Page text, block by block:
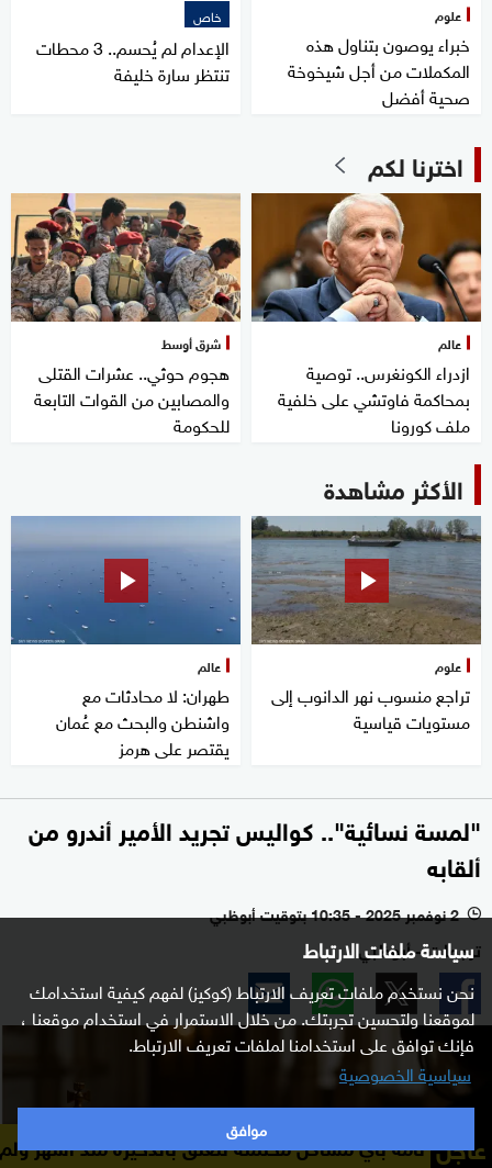
سياسة ملفات الارتباط
نحن نستخدم ملفات تعريف الارتباط (كوكيز) لفهم كيفية استخدامك
لموقعنا ولتحسين تجربتك. من خلال الاستمرار في استخدام موقعنا ،
فإنك توافق على استخدامنا لملفات تعريف الارتباط.
سياسية الخصوصية
موافق
علوم
خبراء يوصون بتناول هذه
المكملات من أجل شيخوخة
صحية أفضل
خاص
الإعدام لم يُحسم.. 3 محطات
تنتظر سارة خليفة
اخترنا لكم
عالم
ازدراء الكونغرس.. توصية
بمحاكمة فاوتشي على خلفية
ملف كورونا
شرق أوسط
هجوم حوثي.. عشرات القتلى
والمصابين من القوات التابعة
للحكومة
الأكثر مشاهدة
علوم
تراجع منسوب نهر الدانوب إلى
مستويات قياسية
عالم
طهران: لا محادثات مع
واشنطن والبحث مع عُمان
يقتصر على هرمز
"لمسة نسائية".. كواليس تجريد الأمير أندرو من
ألقابه
l 2 نوفمبر 2025 - 10:35 بتوقيت أبوظبي
ترجمات - أبوظبي
عاجلمحتملة تتعلق بالذخيرة منذ أشهر ولم تكن التقارير